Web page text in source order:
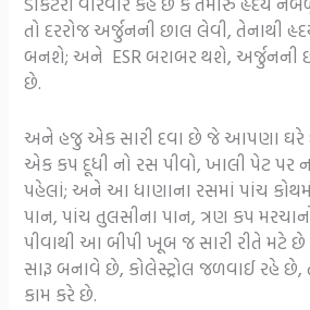
તો દરરોજ અર્જુનની છાલ લેવી, તેનાથી
બનશે; અને ESR બરાબર થશે, અર્જુનની
છે.
અને હજુ એક સારી દવા છે જે આપણા ઘરે
એક કપ દૂધી નો રસ પીવો, ખાલી પેટ પર
પહેલાં; અને આ ધાણાના રસમાં પાંચ
પાન, પાંચ તુલસીના પાન, ત્રણ કપ
પીવાથી આ બીપી ખૂબ જ સારી રીતે
સારૂ બનાવે છે, કોલેસ્ટ્રોલ જળવાઈ રહે છે,
કામ કરે છે.